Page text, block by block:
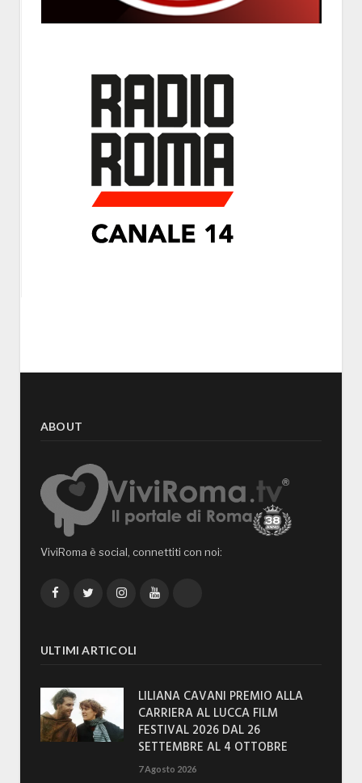
ABOUT
ViviRoma è social, connettiti con noi:
FacebookTwitterInstagramYouTube
ULTIMI ARTICOLI
LILIANA CAVANI PREMIO ALLA
CARRIERA AL LUCCA FILM
FESTIVAL 2026 DAL 26
SETTEMBRE AL 4 OTTOBRE
7 Agosto 2026